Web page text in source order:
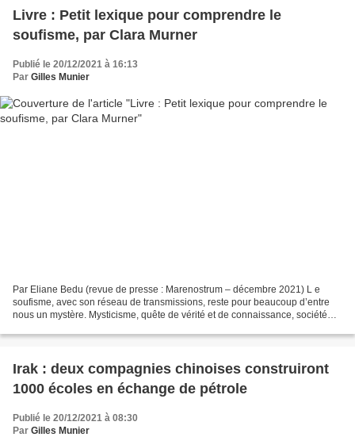
Livre : Petit lexique pour comprendre le
soufisme, par Clara Murner
Publié le 20/12/2021 à 16:13
Par Gilles Munier
Par Eliane Bedu (revue de presse : Marenostrum – décembre 2021) L e
soufisme, avec son réseau de transmissions, reste pour beaucoup d’entre
nous un mystère. Mysticisme, quête de vérité et de connaissance, société
Irak : deux compagnies chinoises construiront
1000 écoles en échange de pétrole
Publié le 20/12/2021 à 08:30
Par Gilles Munier